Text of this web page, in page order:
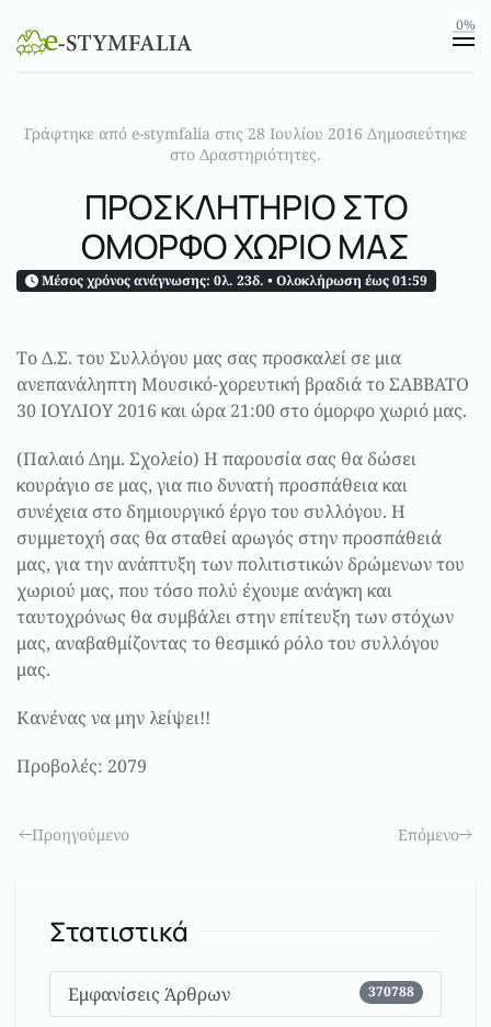
Γράφτηκε από e-stymfalia στις 28 Ιουλίου 2016 Δημοσιεύτηκε
στο Δραστηριότητες.
ΠΡΟΣΚΛΗΤΗΡΙΟ ΣΤΟ
ΟΜΟΡΦΟ ΧΩΡΙΟ ΜΑΣ
Μέσος χρόνος ανάγνωσης: 0λ. 23δ. • Ολοκλήρωση έως 01:59
0%
Το Δ.Σ. του Συλλόγου μας σας προσκαλεί σε μια
ανεπανάληπτη Μουσικό-χορευτική βραδιά το ΣΑΒΒΑΤΟ
30 ΙΟΥΛΙΟΥ 2016 και ώρα 21:00 στo όμορφο χωριό μας.
(Παλαιό Δημ. Σχολείο) Η παρουσία σας θα δώσει
κουράγιο σε μας, για πιο δυνατή προσπάθεια και
συνέχεια στο δημιουργικό έργο του συλλόγου. Η
συμμετοχή σας θα σταθεί αρωγός στην προσπάθειά
μας, για την ανάπτυξη των πολιτιστικών δρώμενων του
χωριού μας, που τόσο πολύ έχουμε ανάγκη και
ταυτοχρόνως θα συμβάλει στην επίτευξη των στόχων
μας, αναβαθμίζοντας το θεσμικό ρόλο του συλλόγου
μας.
Κανένας να μην λείψει!!
Προβολές: 2079
Προηγούμενο Επόμενο
Στατιστικά
Εμφανίσεις Άρθρων 370788